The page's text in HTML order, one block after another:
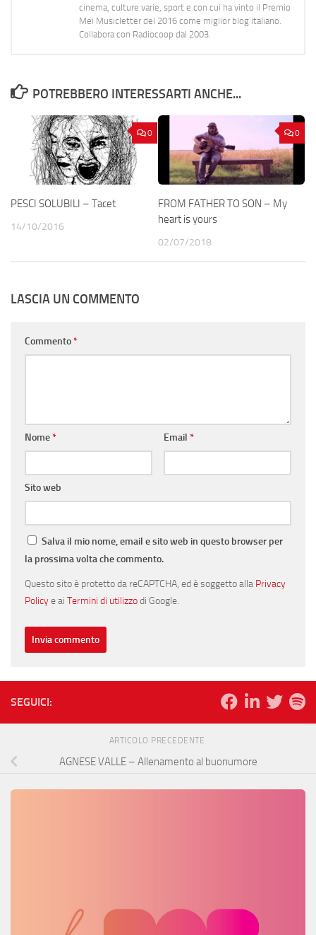
cinema, culture varie, sport e con cui ha vinto il Premio
Mei Musicletter del 2016 come miglior blog italiano.
Collabora con Radiocoop dal 2003.
POTREBBERO INTERESSARTI ANCHE...
0
PESCI SOLUBILI – Tacet
14/10/2016
0
FROM FATHER TO SON – My
heart is yours
02/07/2018
LASCIA UN COMMENTO
Commento*
Nome* Email *
Sito web
Salva il mio nome, email e sito web in questo browser per
la prossima volta che commento.
Questo sito è protetto da reCAPTCHA, ed è soggetto alla Privacy
Policye ai Termini di utilizzodi Google.
SEGUICI:
ARTICOLO PRECEDENTE
AGNESE VALLE – Allenamento al buonumore